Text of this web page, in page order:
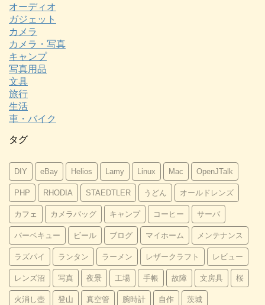
オーディオ
ガジェット
カメラ
カメラ・写真
キャンプ
写真用品
文具
旅行
生活
車・バイク
タグ
DIY eBay Helios Lamy Linux Mac OpenJTalk
PHP RHODIA STAEDTLER うどん オールドレンズ
カフェ カメラバッグ キャンプ コーヒー サーバ
バーベキュー ビール ブログ マイホーム メンテナンス
ラズパイ ランタン ラーメン レザークラフト レビュー
レンズ沼 写真 夜景 工場 手帳 故障 文房具 桜
火消し壺 登山 真空管 腕時計 自作 茨城